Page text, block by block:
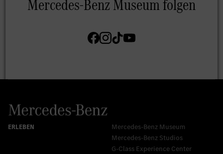
Mercedes-Benz Museum
Mercedes-Benz Studios
G-Class Experience Center